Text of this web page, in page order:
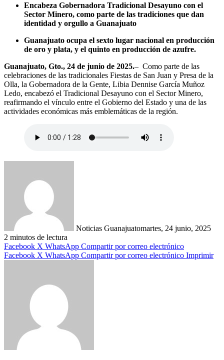
Encabeza Gobernadora Tradicional Desayuno con el
Sector Minero, como parte de las tradiciones que dan
identidad y orgullo a Guanajuato
Guanajuato ocupa el sexto lugar nacional en producción
de oro y plata, y el quinto en producción de azufre.
Guanajuato, Gto., 24 de junio de 2025.– Como parte de las
celebraciones de las tradicionales Fiestas de San Juan y Presa de la
Olla, la Gobernadora de la Gente, Libia Dennise García Muñoz
Ledo, encabezó el Tradicional Desayuno con el Sector Minero,
reafirmando el vínculo entre el Gobierno del Estado y una de las
actividades económicas más emblemáticas de la región.
Noticias Guanajuatomartes, 24 junio, 2025
2 minutos de lectura
Facebook X WhatsApp Compartir por correo electrónico
Facebook X WhatsApp Compartir por correo electrónico Imprimir